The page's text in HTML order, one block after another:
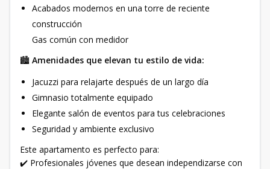
Acabados modernos en una torre de reciente
construcción
Gas común con medidor
🏙️ Amenidades que elevan tu estilo de vida:
Jacuzzi para relajarte después de un largo día
Gimnasio totalmente equipado
Elegante salón de eventos para tus celebraciones
Seguridad y ambiente exclusivo
Este apartamento es perfecto para:
✔️ Profesionales jóvenes que desean independizarse con